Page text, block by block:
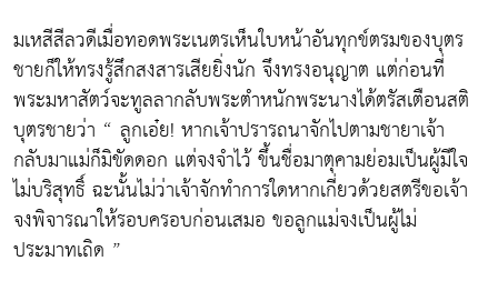
มเหสีสีลวดีเมื่อทอดพระเนตรเห็นใบหน้าอันทุกข์ตรมของบุตร
ชายก็ให้ทรงรู้สึกสงสารเสียยิ่งนัก จึงทรงอนุญาต แต่ก่อนที่
พระมหาสัตว์จะทูลลากลับพระตำหนักพระนางได้ตรัสเตือนสติ
บุตรชายว่า “ ลูกเอ๋ย! หากเจ้าปรารถนาจักไปตามชายาเจ้า
กลับมาแม่ก็มิขัดดอก แต่จงจำไว้ ขึ้นชื่อมาตุคามย่อมเป็นผู้มีใจ
ไม่บริสุทธิ์ ฉะนั้นไม่ว่าเจ้าจักทำการใดหากเกี่ยวด้วยสตรีขอเจ้า
จงพิจารณาให้รอบครอบก่อนเสมอ ขอลูกแม่จงเป็นผู้ไม่
ประมาทเถิด ”